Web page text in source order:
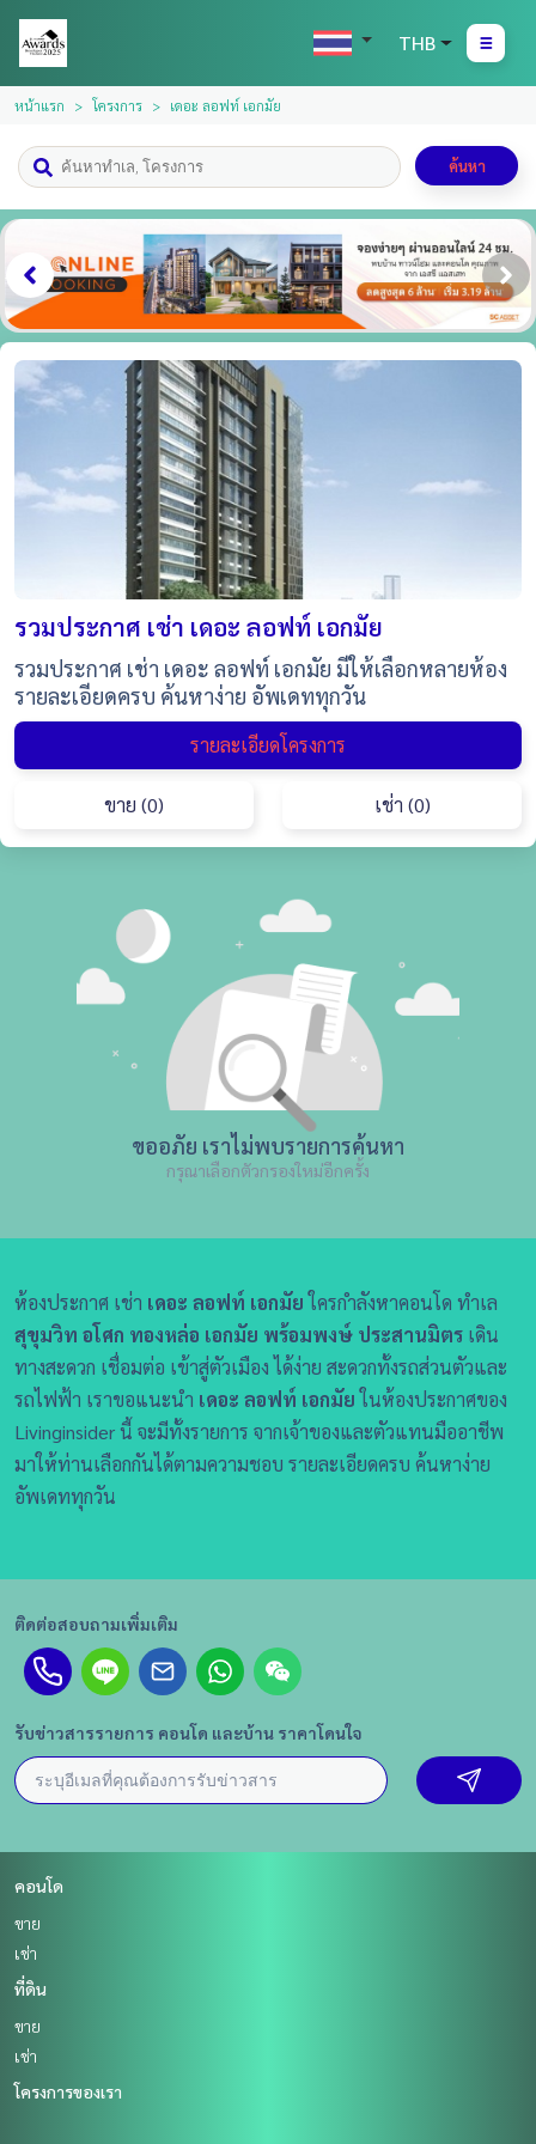
THB
หน้าแรก โครงการ เดอะ ลอฟท์ เอกมัย
ค้นหา
รวมประกาศ เช่า เดอะ ลอฟท์ เอกมัย
รวมประกาศ เช่า เดอะ ลอฟท์ เอกมัย มีให้เลือกหลายห้อง
รายละเอียดครบ ค้นหาง่าย อัพเดททุกวัน
รายละเอียดโครงการ
ขาย (0) เช่า (0)
ขออภัย เราไม่พบรายการค้นหา
กรุณาเลือกตัวกรองใหม่อีกครั้ง
ห้องประกาศ เช่า เดอะ ลอฟท์ เอกมัยใครกำลังหาคอนโด ทำเล
สุขุมวิท อโศก ทองหล่อ เอกมัย พร้อมพงษ์ ประสานมิตร เดิน
ทางสะดวก เชื่อมต่อ เข้าสู่ตัวเมือง ได้ง่าย สะดวกทั้งรถส่วนตัวและ
รถไฟฟ้า เราขอแนะนำ เดอะ ลอฟท์ เอกมัยในห้องประกาศของ
Livinginsider นี้ จะมีทั้งรายการ จากเจ้าของและตัวแทนมืออาชีพ
มาให้ท่านเลือกกันได้ตามความชอบ รายละเอียดครบ ค้นหาง่าย
อัพเดททุกวัน
ติดต่อสอบถามเพิ่มเติม
รับข่าวสารรายการ คอนโด และบ้าน ราคาโดนใจ
คอนโด
ขาย
เช่า
ที่ดิน
ขาย
เช่า
โครงการของเรา